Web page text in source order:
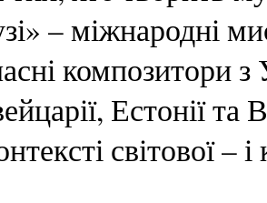
– міжнародні
композитори
Естонії та
світової –